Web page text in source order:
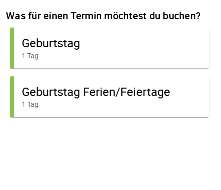
Was für einen Termin möchtest du buchen?
Geburtstag
1 Tag
Geburtstag Ferien/Feiertage
1 Tag